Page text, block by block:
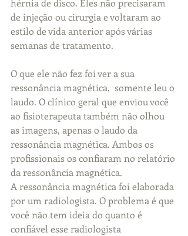
hérnia de disco. Eles não precisaram
de injeção ou cirurgia e voltaram ao
estilo de vida anterior após várias
semanas de tratamento.
O que ele não fez foi ver a sua
ressonância magnética,  somente leu o
laudo. O clínico geral que enviou você
ao fisioterapeuta também não olhou
as imagens, apenas o laudo da
ressonância magnética. Ambos os
profissionais os confiaram no relatório
da ressonância magnética.
A ressonância magnética foi elaborada
por um radiologista. O problema é que
você não tem ideia do quanto é
confiável esse radiologista